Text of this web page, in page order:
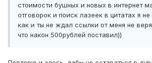
стоимости бушных и новых в интернет
отговорок и поиск лазеек в цитатах я
как и ты не ждал ссылки от меня не веря
что након 500рублей поставил))